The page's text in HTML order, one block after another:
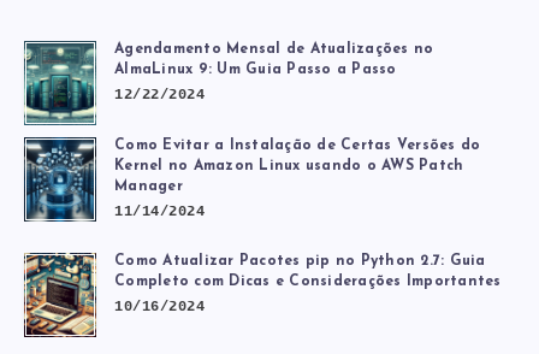
Agendamento Mensal de Atualizações no
AlmaLinux 9: Um Guia Passo a Passo
12/22/2024
Como Evitar a Instalação de Certas Versões do
Kernel no Amazon Linux usando o AWS Patch
Manager
11/14/2024
Como Atualizar Pacotes pip no Python 2.7: Guia
Completo com Dicas e Considerações Importantes
10/16/2024